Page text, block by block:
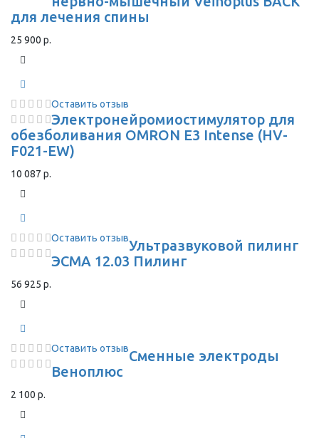
для лечения спины
25 900 р.
Оставить отзыв
Электронейромиостимулятор для
обезболивания OMRON Е3 Intense (HV-
F021-EW)
10 087 р.
Оставить отзывУльтразвуковой пилинг
ЭСМА 12.03 Пилинг
56 925 р.
Оставить отзывСменные электроды
Веноплюс
2 100 р.